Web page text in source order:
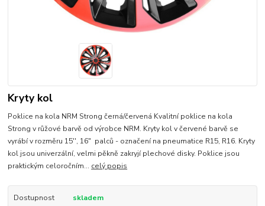
Kryty kol
Poklice na kola NRM Strong černá/červená Kvalitní poklice na kola
Strong v růžové barvě od výrobce NRM. Kryty kol v červené barvě se
vyrábí v rozměru 15'', 16" palců - označení na pneumatice R15, R16. Kryty
kol jsou univerzální, velmi pěkně zakryjí plechové disky. Poklice jsou
praktickým celoročním... celý popis
Dostupnost
skladem